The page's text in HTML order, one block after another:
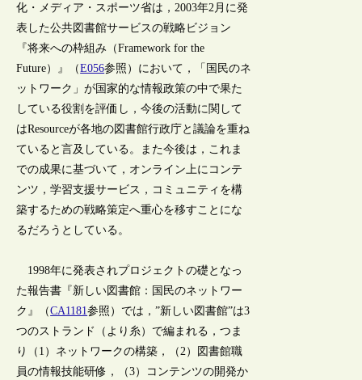
化・メディア・スポーツ省は，2003年2月に発
表した公共図書館サービスの戦略ビジョン
『将来への枠組み（Framework for the
Future）』（E056参照）において，「国民のネ
ットワーク」が国家的な情報政策の中で果た
している役割を評価し，今後の活動に関して
はResourceが各地の図書館行政庁と議論を重ね
ていると言及している。また今後は，これま
での成果に基づいて，オンライン上にコンテ
ンツ，学習支援サービス，コミュニティを構
築するための戦略策定へ重心を移すことにな
るだろうとしている。
1998年に発表されプロジェクトの礎となっ
た報告書『新しい図書館：国民のネットワー
ク』（CA1181参照）では，”新しい図書館”は3
つのストランド（より糸）で編まれる，つま
り（1）ネットワークの構築，（2）図書館職
員の情報技能研修，（3）コンテンツの開発か